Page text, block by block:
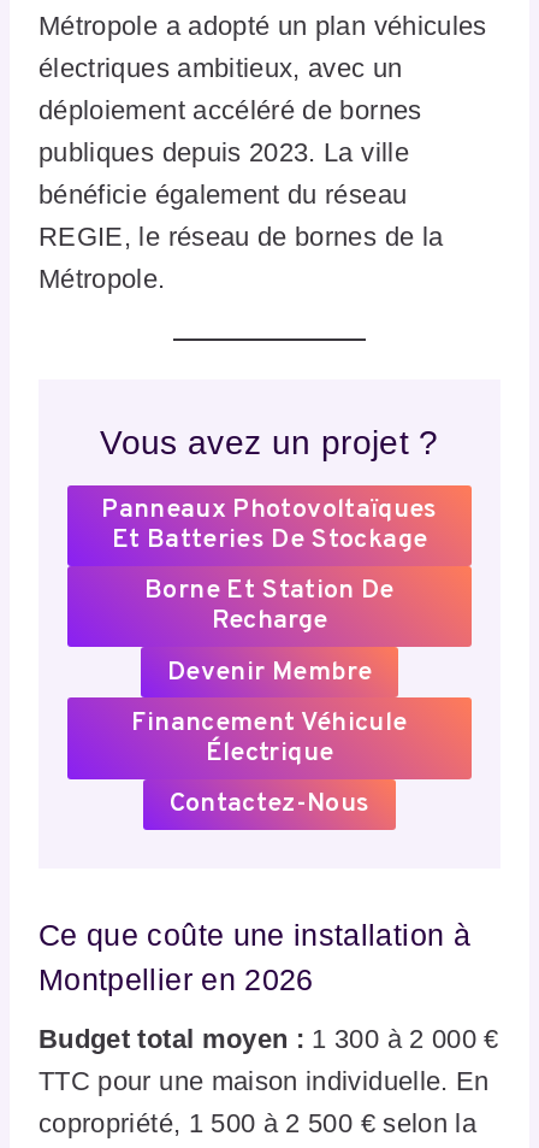
Métropole a adopté un plan véhicules
électriques ambitieux, avec un
déploiement accéléré de bornes
publiques depuis 2023. La ville
bénéficie également du réseau
REGIE, le réseau de bornes de la
Métropole.
Vous avez un projet ?
Panneaux Photovoltaïques
Et Batteries De Stockage
Borne Et Station De
Recharge
Devenir Membre
Financement Véhicule
Électrique
Contactez-Nous
Ce que coûte une installation à
Montpellier en 2026
Budget total moyen : 1 300 à 2 000 €
TTC pour une maison individuelle. En
copropriété, 1 500 à 2 500 € selon la